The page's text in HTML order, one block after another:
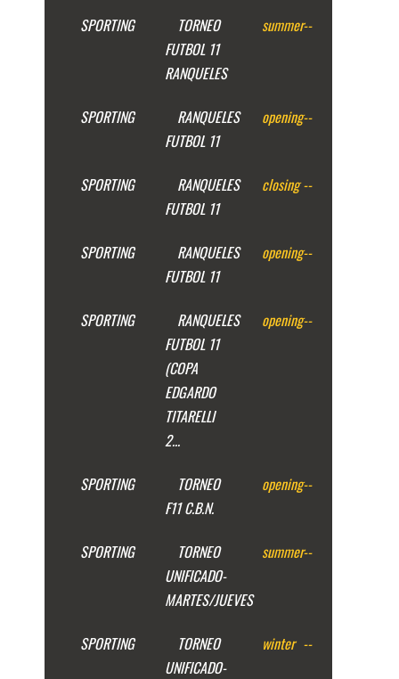
SPORTING
TORNEO
FUTBOL 11
RANQUELES
summer--
SPORTING
RANQUELES
FUTBOL 11
opening--
SPORTING
RANQUELES
FUTBOL 11
closing --
SPORTING
RANQUELES
FUTBOL 11
opening--
SPORTING
RANQUELES
FUTBOL 11
(COPA
EDGARDO
TITARELLI
2...
opening--
SPORTING
TORNEO
F11 C.B.N.
opening--
SPORTING
TORNEO
UNIFICADO-
MARTES/JUEVES
summer--
SPORTING
TORNEO
UNIFICADO-
winter --